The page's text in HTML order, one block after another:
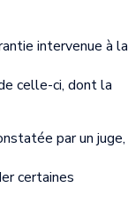
intervenue à la
celle-ci, dont la
par un juge,
certaines